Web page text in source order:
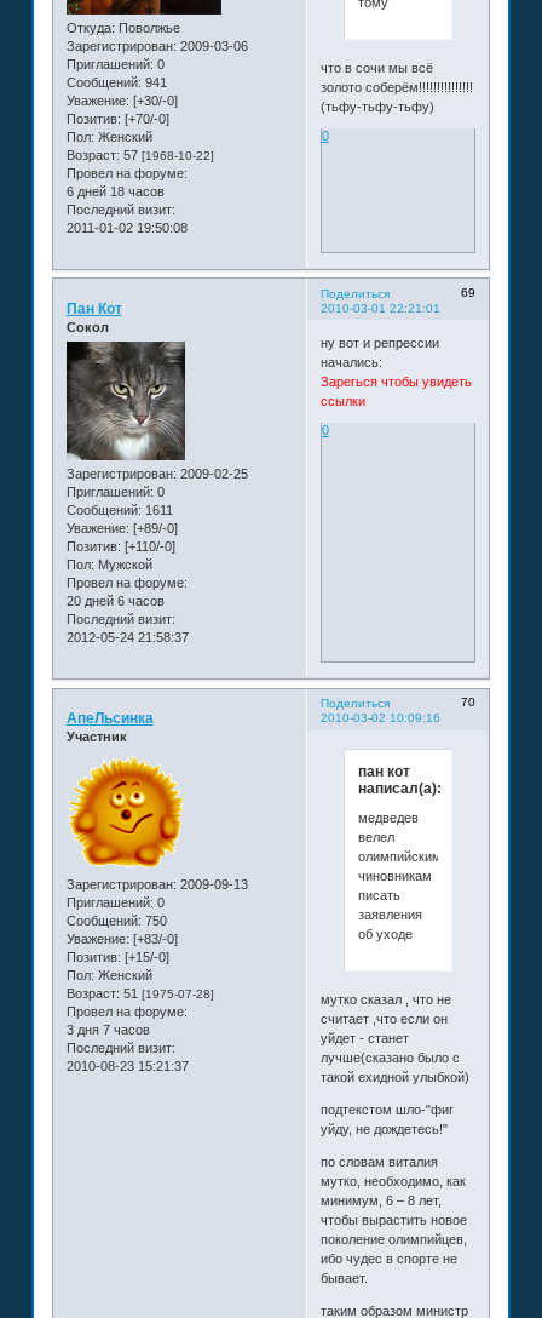
Откуда: Поволжье
Зарегистрирован: 2009-03-06
Приглашений: 0
Сообщений: 941
Уважение: [+30/-0]
Позитив: [+70/-0]
Пол: Женский
Возраст: 57 [1968-10-22]
Провел на форуме:
6 дней 18 часов
Последний визит:
2011-01-02 19:50:08
что в сочи мы всё
золото соберём!!!!!!!!!!!!!!!
(тьфу-тьфу-тьфу)
0
Поделиться
69
2010-03-01 22:21:01
Пан Кот
Сокол
Зарегистрирован: 2009-02-25
Приглашений: 0
Сообщений: 1611
Уважение: [+89/-0]
Позитив: [+110/-0]
Пол: Мужской
Провел на форуме:
20 дней 6 часов
Последний визит:
2012-05-24 21:58:37
ну вот и репрессии
начались:
Зарегься чтобы увидеть
ссылки
0
Поделиться
70
2010-03-02 10:09:16
АпеЛьсинка
Участник
Зарегистрирован: 2009-09-13
Приглашений: 0
Сообщений: 750
Уважение: [+83/-0]
Позитив: [+15/-0]
Пол: Женский
Возраст: 51 [1975-07-28]
Провел на форуме:
3 дня 7 часов
Последний визит:
2010-08-23 15:21:37
пан кот
написал(а):
медведев
велел
олимпийским
чиновникам
писать
заявления
об уходе
мутко сказал , что не
считает ,что если он
уйдет - станет
лучше(сказано было с
такой ехидной улыбкой)
подтекстом шло-"фиг
уйду, не дождетесь!"
по словам виталия
мутко, необходимо, как
минимум, 6 – 8 лет,
чтобы вырастить новое
поколение олимпийцев,
ибо чудес в спорте не
бывает.
таким образом министр